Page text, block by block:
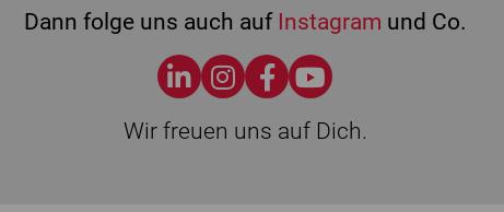
Dann folge uns auch auf Instagram und Co.
Wir freuen uns auf Dich.